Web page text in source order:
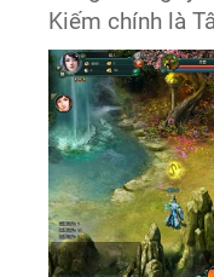
Kiếm chính là